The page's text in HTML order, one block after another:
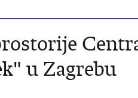
u Zagrebu